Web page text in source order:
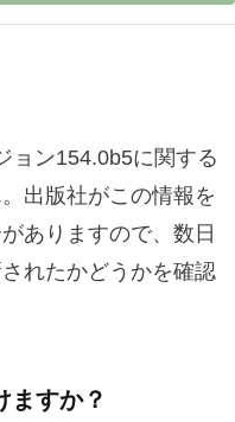
ョン154.0b5に関する
出版社がこの情報を
ありますので、数日
れたかどうかを確認
ますか？